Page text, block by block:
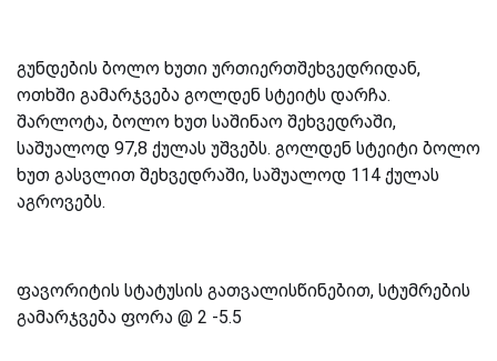
გუნდების ბოლო ხუთი ურთიერთშეხვედრიდან,
ოთხში გამარჯვება გოლდენ სტეიტს დარჩა.
შარლოტა, ბოლო ხუთ საშინაო შეხვედრაში,
საშუალოდ 97,8 ქულას უშვებს. გოლდენ სტეიტი ბოლო
ხუთ გასვლით შეხვედრაში, საშუალოდ 114 ქულას
აგროვებს.
ფავორიტის სტატუსის გათვალისწინებით, სტუმრების
გამარჯვება ფორა @ 2 -5.5